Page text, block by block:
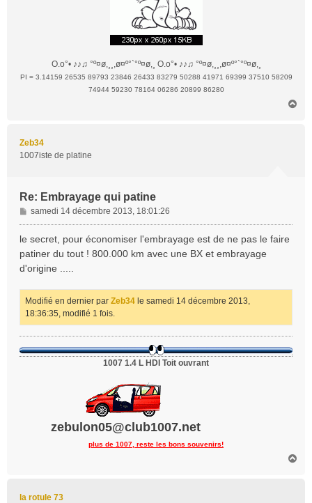
O.o°• ♪♪♫ °º¤ø,¸¸,ø¤º°`°º¤ø,¸ O.o°• ♪♪♫ °º¤ø,¸¸,ø¤º°`°º¤ø,¸
PI = 3.14159 26535 89793 23846 26433 83279 50288 41971 69399 37510 58209
74944 59230 78164 06286 20899 86280
Zeb34
1007iste de platine
Re: Embrayage qui patine
M
e
s
a
g
samedi 14 décembre 2013, 18:01:26
le secret, pour économiser l'embrayage est de ne pas le faire
patiner du tout ! 800.000 km avec une BX et embrayage
d'origine .....
Modifié en dernier par Zeb34 le samedi 14 décembre 2013,
18:36:35, modifié 1 fois.
1007 1.4 L HDI Toit ouvrant
zebulon05@club1007.net
plus de 1007, reste les bons souvenirs!
la rotule 73